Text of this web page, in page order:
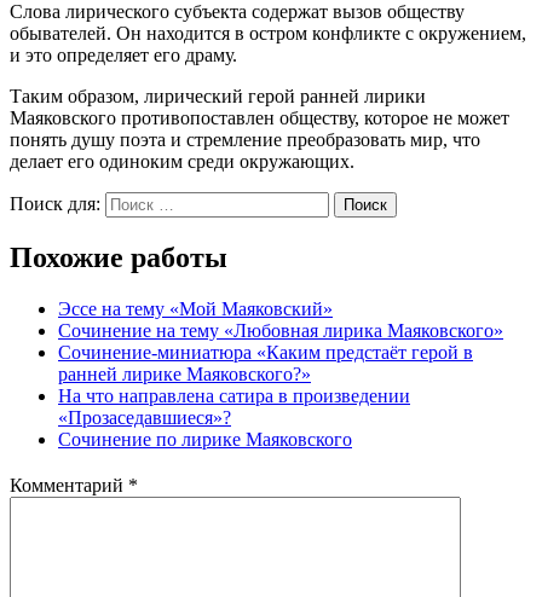
Слова лирического субъекта содержат вызов обществу
обывателей. Он находится в остром конфликте с окружением,
и это определяет его драму.
Таким образом, лирический герой ранней лирики
Маяковского противопоставлен обществу, которое не может
понять душу поэта и стремление преобразовать мир, что
делает его одиноким среди окружающих.
Поиск для: Поиск
Похожие работы
Эссе на тему «Мой Маяковский»
Сочинение на тему «Любовная лирика Маяковского»
Сочинение-миниатюра «Каким предстаёт герой в
ранней лирике Маяковского?»
На что направлена сатира в произведении
«Прозаседавшиеся»?
Сочинение по лирике Маяковского
Комментарий *